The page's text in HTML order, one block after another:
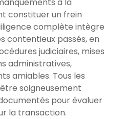
constituer un frein
complète intègre
contentieux passés, en
judiciaires, mises
administratives,
amiables. Tous les
soigneusement
pour évaluer
la transaction.